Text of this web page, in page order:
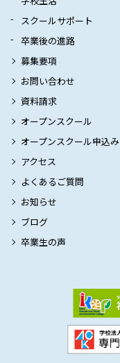
スクールサポート
卒業後の進路
募集要項
お問い合わせ
資料請求
オープンスクール
オープンスクール申込み
アクセス
よくあるご質問
お知らせ
ブログ
卒業生の声